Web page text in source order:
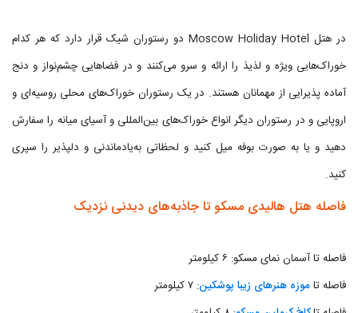
در هتل Moscow Holiday Hotel دو رستوران شیک قرار دارد که هر کدام
خوراک‌هایی ویژه و لذیذ را ارائه و سرو می‌کنند و در فضاهایی چشم‌نواز و دنج
آماده پذیرایی از مهمانان هستند. در یک رستوران خوراک‌های محلی روسیه‌ای و
اروپایی و در رستوران دیگر انواع خوراک‌های بین‌المللی و آسیای میانه را سفارش
دهید و یا به صورت بوفه میل کنید و لحظاتی به‌یادماندنی و دلپذیر را سپری
کنید.
فاصله هتل هالیدی مسکو تا جاذبه‌های دیدنی نزدیک
فاصله تا آسمان نمای مسکو: ۶ کیلومتر
فاصله تاموزه هنرهای زیبا پوشکین: ۷ کیلومتر